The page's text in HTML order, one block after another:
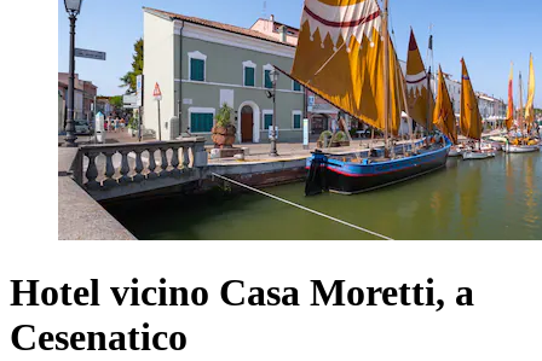
Hotel vicino Casa Moretti, a
Cesenatico